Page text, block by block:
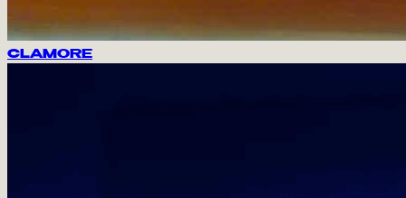
CLAMORE